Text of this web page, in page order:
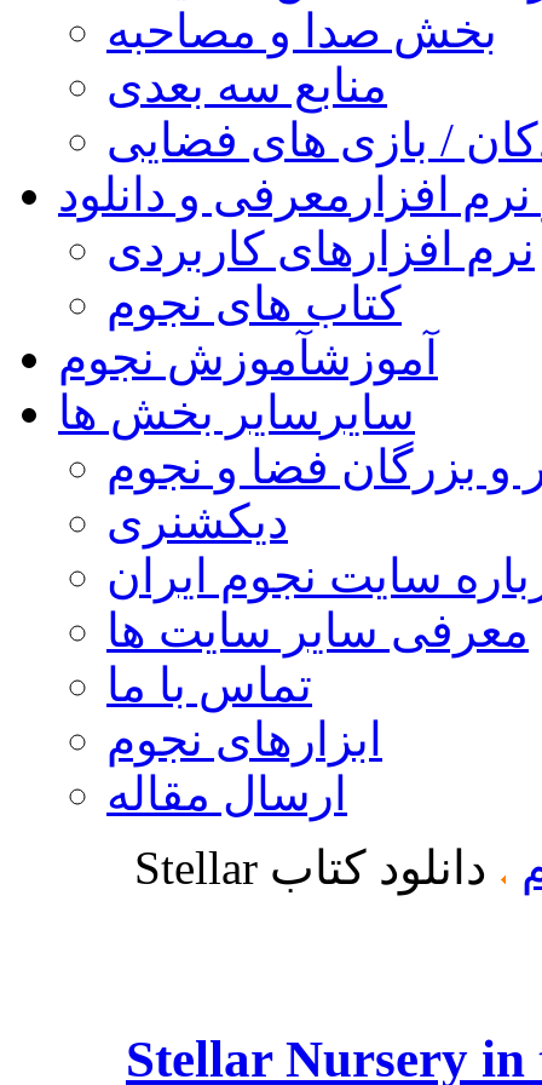
بخش صدا و مصاحبه
منابع سه بعدی
/ بازی های فضایی
افزار معرفی و دانلود
نرم افزارهای کاربردی
کتاب های نجوم
آموزشآموزش نجوم
سایر سایر بخش ها
و بزرگان فضا و نجوم
دیکشنری
سایت نجوم ایران
معرفی سایر سایت ها
تماس با ما
ابزارهای نجوم
ارسال مقاله
دانلود کتاب Stellar